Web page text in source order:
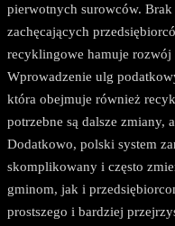
pierwotnych surowców.
zachęcających
recyklingowe hamuje
Wprowadzenie ulg
która obejmuje również
potrzebne są dalsze zmiany,
Dodatkowo, polski system
skomplikowany i często
gminom, jak i
prostszego i bardziej